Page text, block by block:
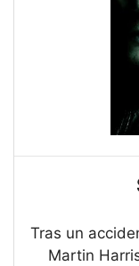
Tras un
Martin